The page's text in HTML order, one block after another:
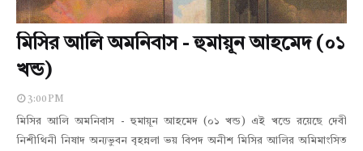
মিসির আলি অমনিবাস - হুমায়ূন আহমেদ (০১
খন্ড)
3:00 PM
মিসির আলি অমনিবাস - হুমায়ূন আহমেদ (০১ খন্ড) এই খন্ডে রয়েছে দেবী
নিশীথিনী নিষাদ অন্যভুবন বৃহন্নলা ভয় বিপদ অনীশ মিসির আলির অমিমাংসিত